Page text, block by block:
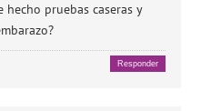
hecho pruebas caseras y
Responder